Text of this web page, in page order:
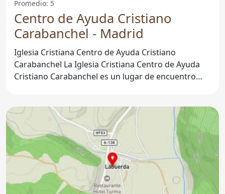
Promedio: 5
Centro de Ayuda Cristiano
Carabanchel - Madrid
Iglesia Cristiana Centro de Ayuda Cristiano
Carabanchel La Iglesia Cristiana Centro de Ayuda
Cristiano Carabanchel es un lugar de encuentro